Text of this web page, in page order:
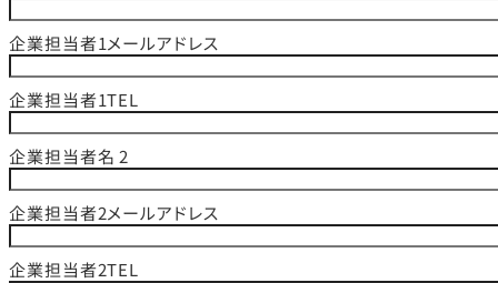
企業担当者1メールアドレス
企業担当者1TEL
企業担当者名 2
企業担当者2メールアドレス
企業担当者2TEL